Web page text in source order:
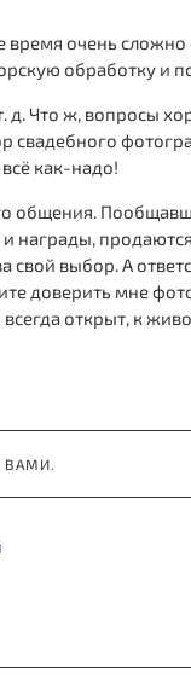
очень
обработку и
Что ж, вопросы
свадебного
как-надо!
общения.
награды,
выбор. А
доверить мне
всегда открыт, к
ВАМИ.